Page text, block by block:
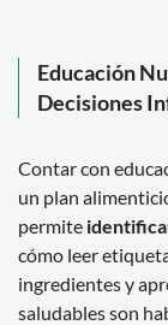
Educación
Decisiones
Contar con
un plan
permite
cómo leer
ingredientes y
saludables son